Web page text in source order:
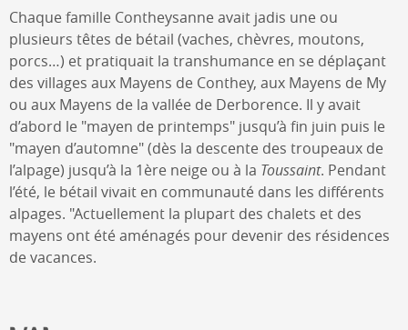
Chaque famille Contheysanne avait jadis une ou
plusieurs têtes de bétail (vaches, chèvres, moutons,
porcs…) et pratiquait la transhumance en se déplaçant
des villages aux Mayens de Conthey, aux Mayens de My
ou aux Mayens de la vallée de Derborence. Il y avait
d’abord le "mayen de printemps" jusqu’à fin juin puis le
"mayen d’automne" (dès la descente des troupeaux de
l’alpage) jusqu’à la 1ère neige ou à la Toussaint. Pendant
l’été, le bétail vivait en communauté dans les différents
alpages. "Actuellement la plupart des chalets et des
mayens ont été aménagés pour devenir des résidences
de vacances.